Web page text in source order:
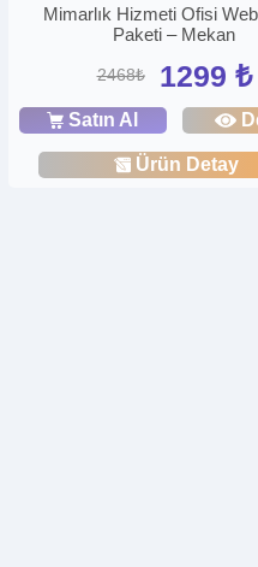
Mimarlık Hizmeti Ofisi
Paketi – Mekan
2468₺ 1299 ₺
Satın Al
Ürün Detay